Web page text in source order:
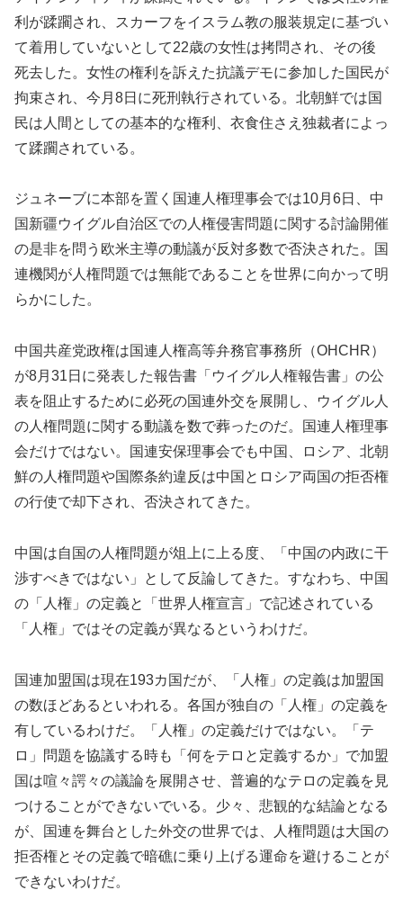
利が蹂躙され、スカーフをイスラム教の服装規定に基づい
て着用していないとして22歳の女性は拷問され、その後
死去した。女性の権利を訴えた抗議デモに参加した国民が
拘束され、今月8日に死刑執行されている。北朝鮮では国
民は人間としての基本的な権利、衣食住さえ独裁者によっ
て蹂躙されている。
ジュネーブに本部を置く国連人権理事会では10月6日、中
国新疆ウイグル自治区での人権侵害問題に関する討論開催
の是非を問う欧米主導の動議が反対多数で否決された。国
連機関が人権問題では無能であることを世界に向かって明
らかにした。
中国共産党政権は国連人権高等弁務官事務所（OHCHR）
が8月31日に発表した報告書「ウイグル人権報告書」の公
表を阻止するために必死の国連外交を展開し、ウイグル人
の人権問題に関する動議を数で葬ったのだ。国連人権理事
会だけではない。国連安保理事会でも中国、ロシア、北朝
鮮の人権問題や国際条約違反は中国とロシア両国の拒否権
の行使で却下され、否決されてきた。
中国は自国の人権問題が俎上に上る度、「中国の内政に干
渉すべきではない」として反論してきた。すなわち、中国
の「人権」の定義と「世界人権宣言」で記述されている
「人権」ではその定義が異なるというわけだ。
国連加盟国は現在193カ国だが、「人権」の定義は加盟国
の数ほどあるといわれる。各国が独自の「人権」の定義を
有しているわけだ。「人権」の定義だけではない。「テ
ロ」問題を協議する時も「何をテロと定義するか」で加盟
国は喧々諤々の議論を展開させ、普遍的なテロの定義を見
つけることができないでいる。少々、悲観的な結論となる
が、国連を舞台とした外交の世界では、人権問題は大国の
拒否権とその定義で暗礁に乗り上げる運命を避けることが
できないわけだ。